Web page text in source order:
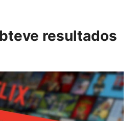
resultados